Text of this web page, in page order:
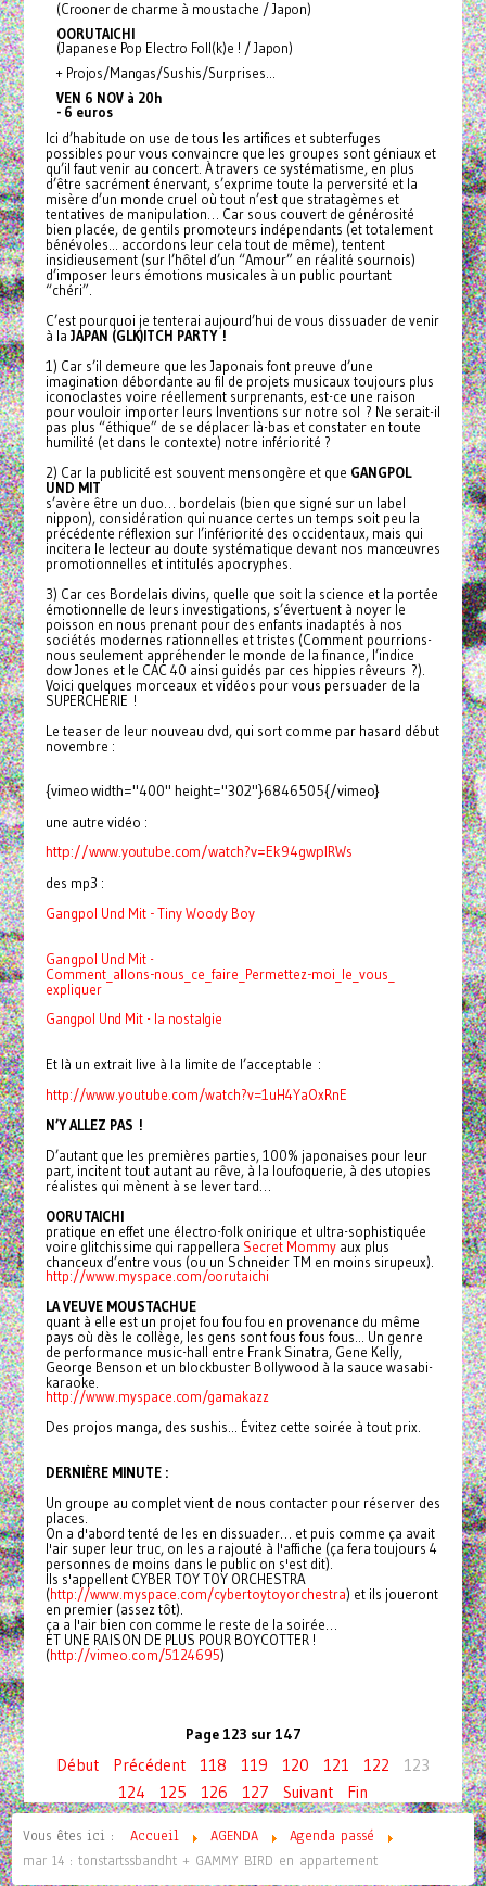
(Crooner de charme à moustache / Japon)
OORUTAICHI
(Japanese Pop Electro Foll(k)e ! / Japon)
+ Projos/Mangas/Sushis/Surprises…
VEN 6 NOV à 20h
- 6 euros
Ici d’habitude on use de tous les artifices et subterfuges
possibles pour vous convaincre que les groupes sont géniaux et
qu’il faut venir au concert. À travers ce systématisme, en plus
d’être sacrément énervant, s’exprime toute la perversité et la
misère d’un monde cruel où tout n’est que stratagèmes et
tentatives de manipulation… Car sous couvert de générosité
bien placée, de gentils promoteurs indépendants (et totalement
bénévoles... accordons leur cela tout de même), tentent
insidieusement (sur l’hôtel d’un “Amour” en réalité sournois)
d’imposer leurs émotions musicales à un public pourtant
“chéri”.
C’est pourquoi je tenterai aujourd’hui de vous dissuader de venir
à la JAPAN (GLK)ITCH PARTY !
1) Car s’il demeure que les Japonais font preuve d’une
imagination débordante au fil de projets musicaux toujours plus
iconoclastes voire réellement surprenants, est-ce une raison
pour vouloir importer leurs Inventions sur notre sol ? Ne serait-il
pas plus “éthique” de se déplacer là-bas et constater en toute
humilité (et dans le contexte) notre infériorité ?
2) Car la publicité est souvent mensongère et que GANGPOL
UND MIT
s’avère être un duo… bordelais (bien que signé sur un label
nippon), considération qui nuance certes un temps soit peu la
précédente réflexion sur l’infériorité des occidentaux, mais qui
incitera le lecteur au doute systématique devant nos manœuvres
promotionnelles et intitulés apocryphes.
3) Car ces Bordelais divins, quelle que soit la science et la portée
émotionnelle de leurs investigations, s’évertuent à noyer le
poisson en nous prenant pour des enfants inadaptés à nos
sociétés modernes rationnelles et tristes (Comment pourrions-
nous seulement appréhender le monde de la finance, l’indice
dow Jones et le CAC 40 ainsi guidés par ces hippies rêveurs ?).
Voici quelques morceaux et vidéos pour vous persuader de la
SUPERCHERIE !
Le teaser de leur nouveau dvd, qui sort comme par hasard début
novembre :
{vimeo width="400" height="302"}6846505{/vimeo}
une autre vidéo :
http://www.youtube.com/watch?v=Ek94gwpIRWs
des mp3 :
Gangpol Und Mit - Tiny Woody Boy
Gangpol Und Mit -
Comment_allons-nous_ce_faire_ Permettez-moi_le_vous_
expliquer
Gangpol Und Mit - la nostalgie
Et là un extrait live à la limite de l’acceptable :
http://www.youtube.com/watch?v=1uH4YaOxRnE
N’Y ALLEZ PAS !
D’autant que les premières parties, 100% japonaises pour leur
part, incitent tout autant au rêve, à la loufoquerie, à des utopies
réalistes qui mènent à se lever tard…
OORUTAICHI
pratique en effet une électro-folk onirique et ultra-sophistiquée
voire glitchissime qui rappellera Secret Mommyaux plus
chanceux d’entre vous (ou un Schneider TM en moins sirupeux).
http://www.myspace.com/oorutaichi
LA VEUVE MOUSTACHUE
quant à elle est un projet fou fou fou en provenance du même
pays où dès le collège, les gens sont fous fous fous... Un genre
de performance music-hall entre Frank Sinatra, Gene Kelly,
George Benson et un blockbuster Bollywood à la sauce wasabi-
karaoke.
http://www.myspace.com/gamakazz
Des projos manga, des sushis... Évitez cette soirée à tout prix.
DERNIÈRE MINUTE :
Un groupe au complet vient de nous contacter pour réserver des
places.
On a d'abord tenté de les en dissuader… et puis comme ça avait
l'air super leur truc, on les a rajouté à l'affiche (ça fera toujours 4
personnes de moins dans le public on s'est dit).
Ils s'appellent CYBER TOY TOY ORCHESTRA
(http://www.myspace.com/cybertoytoyorchestra) et ils joueront
en premier (assez tôt).
ça a l'air bien con comme le reste de la soirée…
ET UNE RAISON DE PLUS POUR BOYCOTTER !
(http://vimeo.com/5124695)
Page 123 sur 147
Début Précédent 118 119 120 121 122
123
124
125 126 127 Suivant Fin
Vous êtes ici : Accueil AGENDA
Agenda passé
mar 14 : tonstartssbandht + GAMMY BIRD en appartement